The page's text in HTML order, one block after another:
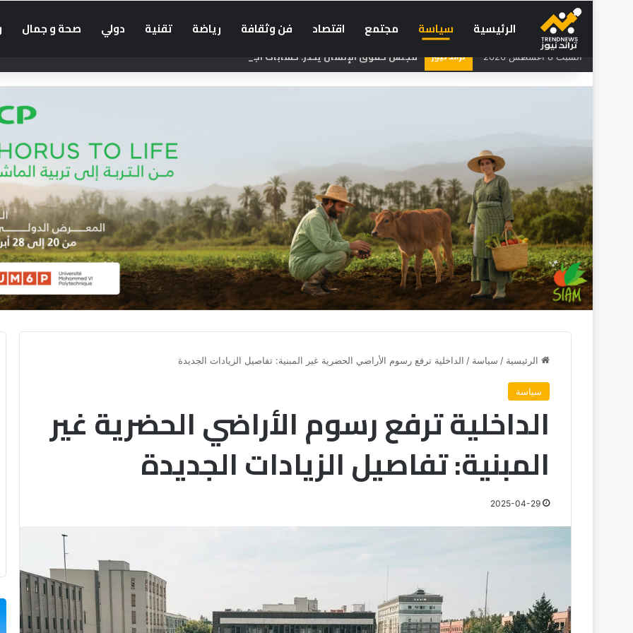
الرئيسية سياسة مجتمع اقتصاد فن وثقافة رياضة تقنية دولي صحة و جمال
السبت 8 أغسطس 2026 تراند نيوز مجلس حقوق الإنسان يحذر: حسابات أجنبية تضلل الراغبين في العبور إلى سبتة
الرئيسية / سياسة / الداخلية ترفع رسوم الأراضي الحضرية غير المبنية: تفاصيل الزيادات الجديدة
سياسة
الداخلية ترفع رسوم الأراضي الحضرية غير
المبنية: تفاصيل الزيادات الجديدة
2025-04-29